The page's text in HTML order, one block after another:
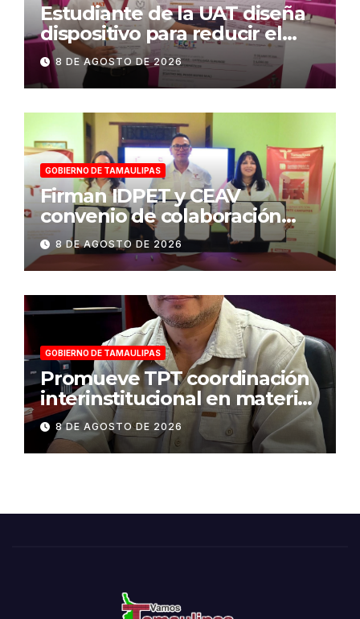
Estudiante de la UAT diseña
dispositivo para reducir el
consumo eléctrico en
edificios
8 DE AGOSTO DE 2026
GOBIERNO DE TAMAULIPAS
Firman IDPET y CEAV
convenio de colaboración
para fortalecer la atención a
víctimas y la defensa jurídica
en Tamaulipas
8 DE AGOSTO DE 2026
GOBIERNO DE TAMAULIPAS
Promueve TPT coordinación
interinstitucional en materia
de transparencia y acceso a
la información pública
8 DE AGOSTO DE 2026